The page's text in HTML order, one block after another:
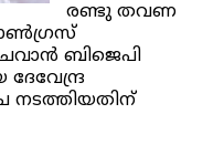
രണ്ടു തവണ
ബിജെപി
നടത്തിയതിന്